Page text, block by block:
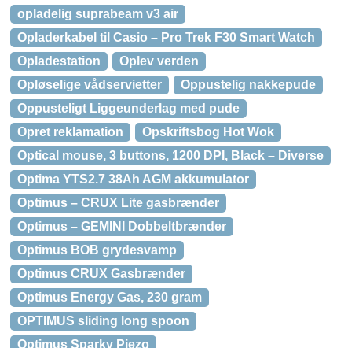
opladelig suprabeam v3 air
Opladerkabel til Casio – Pro Trek F30 Smart Watch
Opladestation
Oplev verden
Opløselige vådservietter
Oppustelig nakkepude
Oppusteligt Liggeunderlag med pude
Opret reklamation
Opskriftsbog Hot Wok
Optical mouse, 3 buttons, 1200 DPI, Black – Diverse
Optima YTS2.7 38Ah AGM akkumulator
Optimus – CRUX Lite gasbrænder
Optimus – GEMINI Dobbeltbrænder
Optimus BOB grydesvamp
Optimus CRUX Gasbrænder
Optimus Energy Gas, 230 gram
OPTIMUS sliding long spoon
Optimus Sparky Piezo